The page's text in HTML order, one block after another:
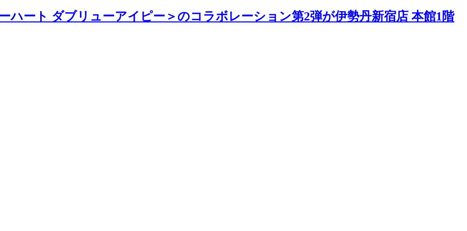
ハート ダブリューアイピー＞のコラボレーション第2弾が伊勢丹新宿店 本館1階